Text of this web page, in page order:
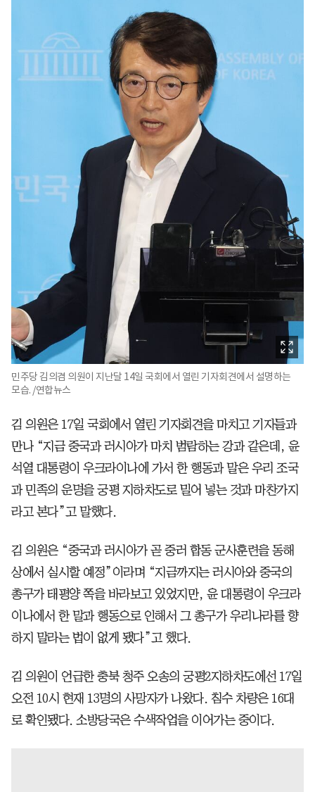
민주당 김의겸 의원이 지난달 14일 국회에서 열린 기자회견에서 설명하는
모습. /연합뉴스
김 의원은 17일 국회에서 열린 기자회견을 마치고 기자들과
만나 “지금 중국과 러시아가 마치 범람하는 강과 같은데, 윤
석열 대통령이 우크라이나에 가서 한 행동과 말은 우리 조국
과 민족의 운명을 궁평 지하차도로 밀어 넣는 것과 마찬가지
라고 본다”고 말했다.
김 의원은 “중국과 러시아가 곧 중러 합동 군사훈련을 동해
상에서 실시할 예정”이라며 “지금까지는 러시아와 중국의
총구가 태평양 쪽을 바라보고 있었지만, 윤 대통령이 우크라
이나에서 한 말과 행동으로 인해서 그 총구가 우리나라를 향
하지 말라는 법이 없게 됐다”고 했다.
김 의원이 언급한 충북 청주 오송의 궁평2지하차도에선 17일
오전 10시 현재 13명의 사망자가 나왔다. 침수 차량은 16대
로 확인됐다. 소방당국은 수색작업을 이어가는 중이다.